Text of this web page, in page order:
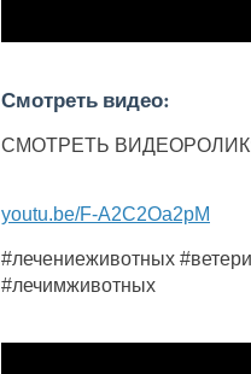
Смотреть видео:
СМОТРЕТЬ
youtu.be/F-A2C2Oa2pM
#лечениеживотных
#лечимживотных